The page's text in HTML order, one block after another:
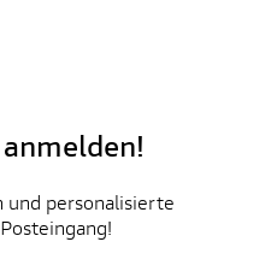
und personalisierte